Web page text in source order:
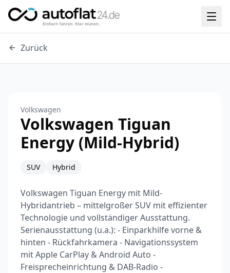
Zurück
Volkswagen
Volkswagen Tiguan
Energy (Mild-Hybrid)
SUV Hybrid
Volkswagen Tiguan Energy mit Mild-
Hybridantrieb – mittelgroßer SUV mit effizienter
Technologie und vollständiger Ausstattung.
Serienausstattung (u.a.): - Einparkhilfe vorne &
hinten - Rückfahrkamera - Navigationssystem
mit Apple CarPlay & Android Auto -
Freisprecheinrichtung & DAB-Radio -